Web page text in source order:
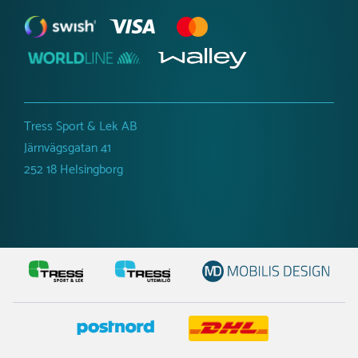
och stilar och kan anpassas efter dina specifika behov
och platsförhållanden. Ett cykelgarage ger extra
säkerhet och gör det enklare för cyklister att förvara
sina cyklar på ett organiserat sätt.
Beställ cykelställ och cykelgarage hos oss
Hos oss på Tress Utemiljö hittar du allt du behöver för
att skapa en säker och organiserad cykelparkering.
Oavsett om du letar efter ett enkelt cykelställ eller ett
funktionell och hållbar som möjligt.
Beställ ditt cykelställ eller cykelgarage direkt online eller
kontakta ossför personlig rådgivning och offert. Vi
hjälper dig att hitta den perfekta lösningen för att skapa
en trygg och välorganiserad plats för cyklar, kickbikes
Tress Sport & Lek AB
Järnvägsgatan 41
252 18 Helsingborg